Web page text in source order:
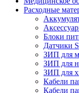
Расходные
Блоки
Датчики
ЗИП для
ЗИП для
ЗИП для
Кабели
Кабели